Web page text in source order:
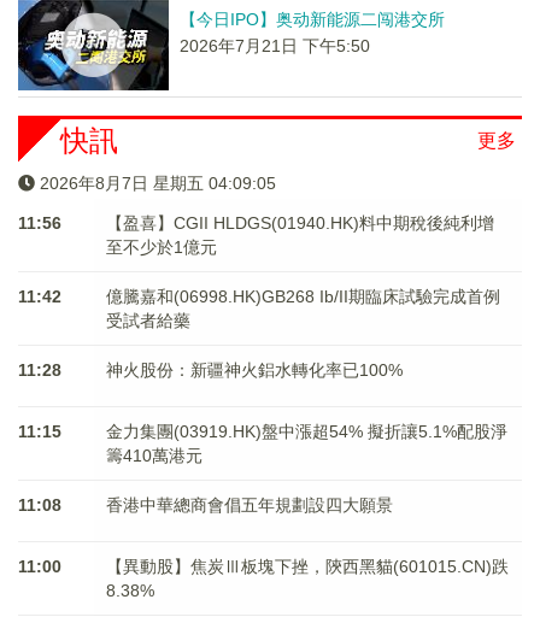
【今日IPO】奥动新能源二闯港交所
2026年7月21日 下午5:50
更多
快訊
2026年8月7日 星期五 04:09:05
11:56
【盈喜】CGII HLDGS(01940.HK)料中期稅後純利增
至不少於1億元
11:42
億騰嘉和(06998.HK)GB268 Ib/II期臨床試驗完成首例
受試者給藥
11:28 神火股份：新疆神火鋁水轉化率已100%
11:15
金力集團(03919.HK)盤中漲超54% 擬折讓5.1%配股淨
籌410萬港元
11:08 香港中華總商會倡五年規劃設四大願景
11:00
【異動股】焦炭Ⅲ板塊下挫，陝西黑貓(601015.CN)跌
8.38%